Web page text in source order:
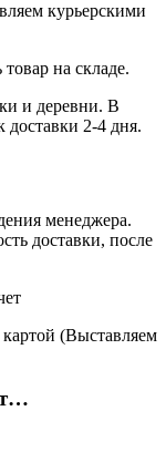
курьерскими
на складе.
и деревни. В
доставки 2-4 дня.
менеджера.
доставки, после
(Выставляем